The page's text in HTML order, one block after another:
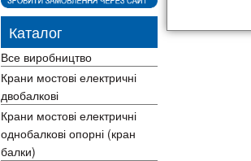
Каталог
Все виробництво
Крани мостові електричні
двобалкові
Крани мостові електричні
однобалкові опорні (кран
балки)